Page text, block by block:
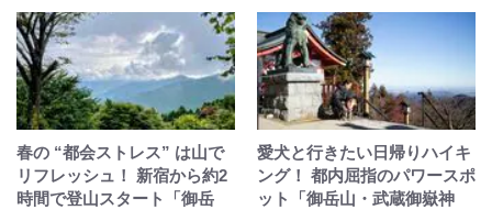
春の “都会ストレス” は山で
リフレッシュ！ 新宿から約2
時間で登山スタート「御岳
愛犬と行きたい日帰りハイキ
ング！ 都内屈指のパワースポ
ット「御岳山・武蔵御嶽神